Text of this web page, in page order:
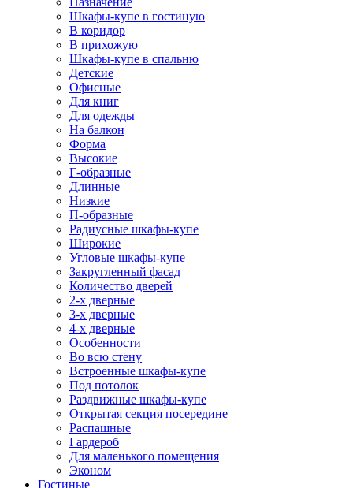
Шкафы-купе в гостиную
В коридор
В прихожую
Шкафы-купе в спальню
Детские
Офисные
Для книг
Для одежды
На балкон
Форма
Высокие
Г-образные
Длинные
Низкие
П-образные
Радиусные шкафы-купе
Широкие
Угловые шкафы-купе
Закругленный фасад
Количество дверей
2-х дверные
3-х дверные
4-х дверные
Особенности
Во всю стену
Встроенные шкафы-купе
Под потолок
Раздвижные шкафы-купе
Открытая секция посередине
Распашные
Гардероб
Для маленького помещения
Эконом
Гостиные